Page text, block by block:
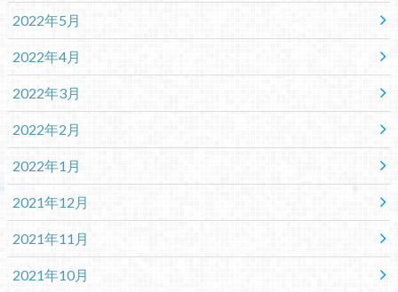
2022年5月
2022年4月
2022年3月
2022年2月
2022年1月
2021年12月
2021年11月
2021年10月